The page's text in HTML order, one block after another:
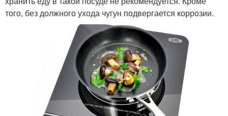
того, без должного ухода чугун подвергается коррозии.